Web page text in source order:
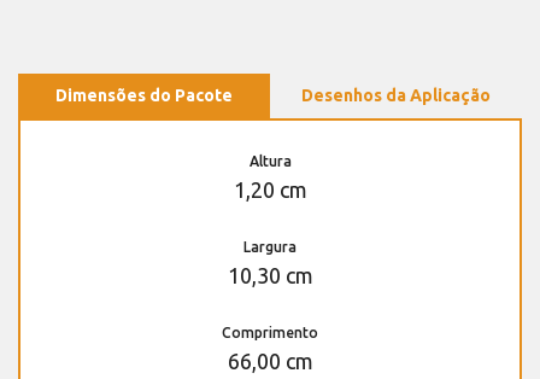
Dimensões do Pacote Desenhos da Aplicação
Altura
1,20 cm
Largura
10,30 cm
Comprimento
66,00 cm